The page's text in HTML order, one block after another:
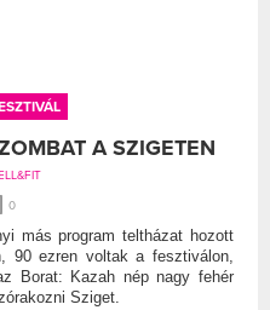
A SZIGETEN
0
más program teltházat hozott
90 ezren voltak a fesztiválon,
Borat: Kazah nép nagy fehér
Sziget.